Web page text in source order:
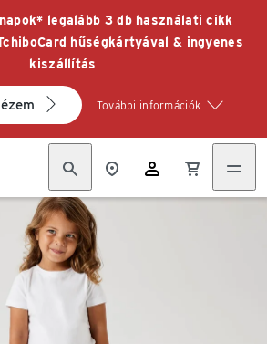
legalább 3 db használati cikk
hűségkártyával & ingyenes
kiszállítás
További információk